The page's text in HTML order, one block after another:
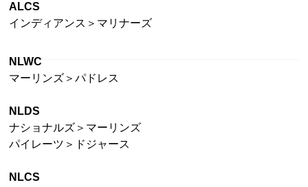
ALCS
インディアンス＞マリナーズ
NLWC
マーリンズ＞パドレス
NLDS
ナショナルズ＞マーリンズ
パイレーツ＞ドジャース
NLCS